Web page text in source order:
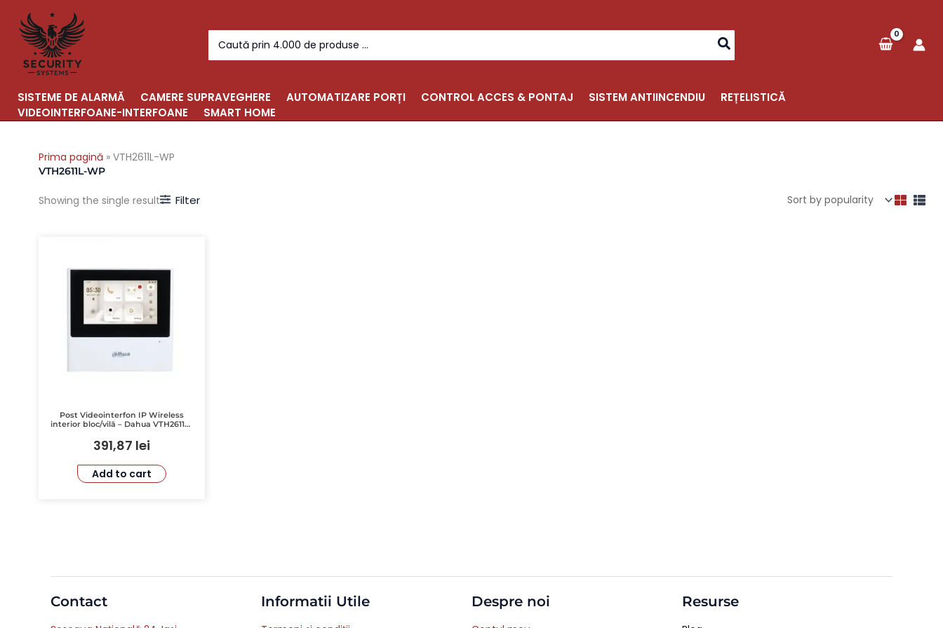
content
for:
SISTEME DE ALARMĂ CAMERE SUPRAVEGHERE AUTOMATIZARE PORȚI CONTROL ACCES & PONTAJ SISTEM ANTIINCENDIU
REȚELISTICĂ
VIDEOINTERFOANE-INTERFOANE
SMART HOME
Prima pagină » VTH2611L-WP
VTH2611L-WP
Showing the single result Filter
Post Videointerfon IP Wireless
interior bloc/vilă – Dahua VTH2611L-
391,87 lei
Add to cart
Contact Informatii Utile Despre noi Resurse